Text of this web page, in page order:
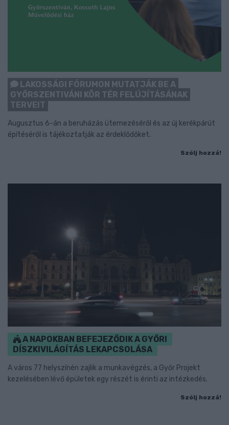
LAKOSSÁGI FÓRUMON MUTATJÁK BE A
GYŐRSZENTIVÁNI KÖR TÉR FELÚJÍTÁSÁNAK
TERVEIT
Augusztus 6-án a beruházás ütemezéséről és az új kerékpárút
építéséről is tájékoztatják az érdeklődőket.
Szólj hozzá!
A NAPOKBAN BEFEJEZŐDIK A GYŐRI
DÍSZKIVILÁGÍTÁS LEKAPCSOLÁSA
A város 77 helyszínén zajlik a munkavégzés, a Győr Projekt
kezelésében lévő épületek egy részét is érinti az intézkedés.
Szólj hozzá!